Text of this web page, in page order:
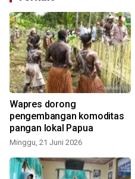
Wapres dorong
pengembangan komoditas
pangan lokal Papua
Minggu, 21 Juni 2026